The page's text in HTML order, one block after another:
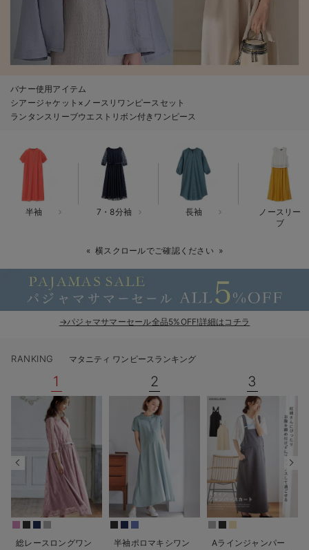
快適機能ウェア特集 トップス
快適機能ウェア特集 ボトムス
erbaviva（エルバビーバ）
ハレの日に着るANGELIEBEのセレモニー
買って正解！高評価レビューアイテム
冬に可愛いニットがお得！
親子コーデ｜ママとベビーにおすすめ！
便利な育児家電
Gift Selection 出産祝い
保育園・入園準備特集
ファルスカ
デロンギ
入院準備の持ち物チェック
何枚あっても嬉しい
長く使えるアイテム
バナー使用アイテム
シアージャケット×ノースリワンピースセット
ランタンスリーブウエストリボン付きワンピース
半袖 7・8分袖 長袖
ノースリー
ブ
横スクロールでご確認ください
→パジャマサマーセール全品5%OFF!詳細はコチラ
RANKING マタニティ ワンピースランキング
1
総レースロングワン
2
半袖ポロマキシワン
3
Aラインジャンパー